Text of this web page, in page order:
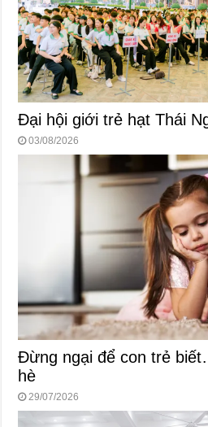
Đại hội giới trẻ hạt Thái
03/08/2026
Đừng ngại để con trẻ
hè
29/07/2026